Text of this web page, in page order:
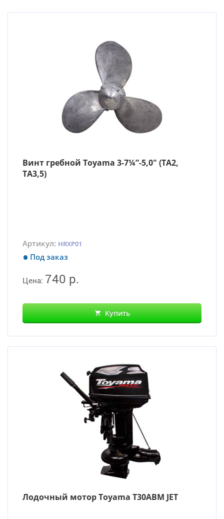
Винт гребной Toyama 3-7¼”-5,0″ (TA2,
TA3,5)
Артикул: HRXP01
Под заказ
Цена: 740 р.
Купить
Лодочный мотор Toyama T30ABM JET